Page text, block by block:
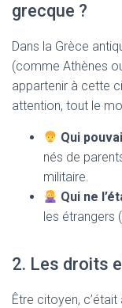
grecque ?
Dans la Grèce
(comme Athènes
appartenir à cette
attention, tout le
Qui
nés de
militaire.
Qui ne
les étrangers
2. Les droits
Être citoyen, c’était